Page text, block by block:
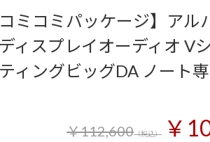
コミコミパッケージ】アル
ィスプレイオーディオ V
ィングビッグDA ノート
￥112,600（税込） ￥